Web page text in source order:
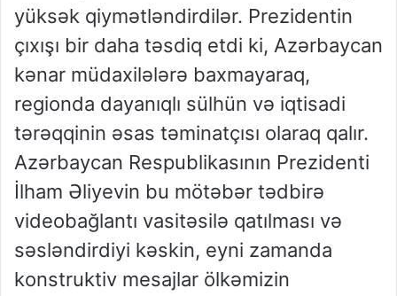
yüksək qiymətləndirdilər. Prezidentin
çıxışı bir daha təsdiq etdi ki, Azərbaycan
kənar müdaxilələrə baxmayaraq,
regionda dayanıqlı sülhün və iqtisadi
tərəqqinin əsas təminatçısı olaraq qalır.
Azərbaycan Respublikasının Prezidenti
İlham Əliyevin bu mötəbər tədbirə
videobağlantı vasitəsilə qatılması və
səsləndirdiyi kəskin, eyni zamanda
konstruktiv mesajlar ölkəmizin